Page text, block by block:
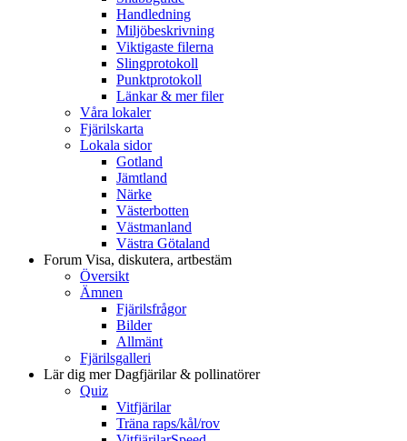
Handledning
Miljöbeskrivning
Viktigaste filerna
Slingprotokoll
Punktprotokoll
Länkar & mer filer
Våra lokaler
Fjärilskarta
Lokala sidor
Gotland
Jämtland
Närke
Västerbotten
Västmanland
Västra Götaland
Forum Visa, diskutera, artbestäm
Översikt
Ämnen
Fjärilsfrågor
Bilder
Allmänt
Fjärilsgalleri
Lär dig merDagfjärilar & pollinatörer
Quiz
Vitfjärilar
Träna raps/kål/rov